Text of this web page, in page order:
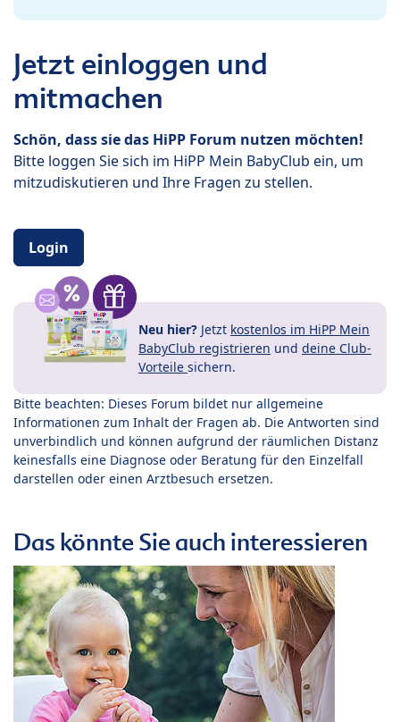
Jetzt einloggen und
mitmachen
Schön, dass sie das HiPP Forum nutzen möchten!
Bitte loggen Sie sich im HiPP Mein BabyClub ein, um
mitzudiskutieren und Ihre Fragen zu stellen.
Login
Neu hier? Jetzt kostenlos im HiPP Mein
BabyClub registrieren und deine Club-
Vorteile sichern.
Bitte beachten: Dieses Forum bildet nur allgemeine
Informationen zum Inhalt der Fragen ab. Die Antworten sind
unverbindlich und können aufgrund der räumlichen Distanz
keinesfalls eine Diagnose oder Beratung für den Einzelfall
darstellen oder einen Arztbesuch ersetzen.
Das könnte Sie auch interessieren